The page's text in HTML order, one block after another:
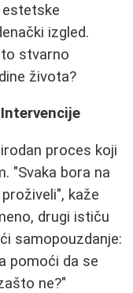
izgled.
stvarno
života?
proces koji
"Svaka bora na
kaže
drugi ističu
samopouzdanje:
pomoći da se
ne?"